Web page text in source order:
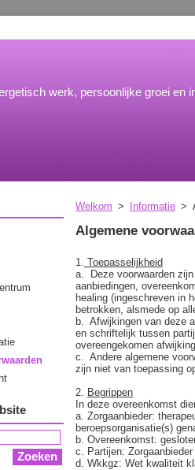
werk, persoonlijke groei en
Welkom > Informatie >
Algemene
1. Toepasselijkheid
a.
Deze voorwaarden
aanbiedingen,
healing (ingeschreven in
betrokken, alsmede op
b. Afwijkingen van deze
en schriftelijk tussen
overeengekomen
c. Andere algemene
zijn niet van toepassing
2. Begrippen
In deze overeenkomst
a. Zorgaanbieder:
beroepsorganisatie(s)
b. Overeenkomst:
c. Partijen:
d. Wkkgz: Wet kwaliteit